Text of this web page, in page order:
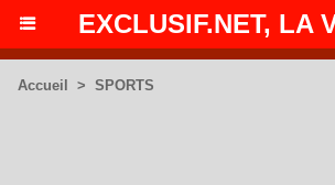
EXCLUSIF.NET, LA
Accueil > SPORTS